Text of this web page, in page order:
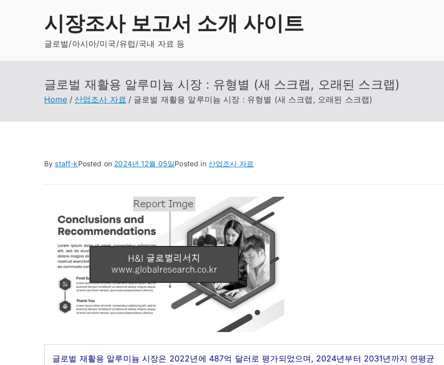
시장조사 보고서 소개 사이트
글로벌/아시아/미국/유럽/국내 자료 등
글로벌 재활용 알루미늄 시장 : 유형별 (새 스크랩, 오래된 스크랩)
Home 산업조사 자료 글로벌 재활용 알루미늄 시장 : 유형별 (새 스크랩, 오래된 스크랩)
Bystaff-kPosted on 2024년 12월 05일Posted in 산업조사 자료
글로벌 재활용 알루미늄 시장은 2022년에 487억 달러로 평가되었으며, 2024년부터 2031년까지 연평균